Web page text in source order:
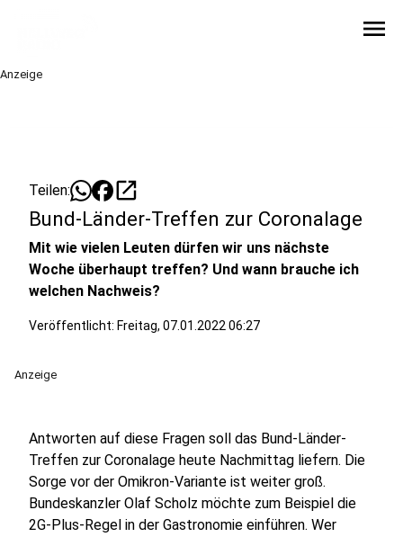
menu
Anzeige
Teilen: open_in_new
Bund-Länder-Treffen zur Coronalage
Mit wie vielen Leuten dürfen wir uns nächste
Woche überhaupt treffen? Und wann brauche ich
welchen Nachweis?
Veröffentlicht: Freitag, 07.01.2022 06:27
Anzeige
Antworten auf diese Fragen soll das Bund-Länder-
Treffen zur Coronalage heute Nachmittag liefern. Die
Sorge vor der Omikron-Variante ist weiter groß.
Bundeskanzler Olaf Scholz möchte zum Beispiel die
2G-Plus-Regel in der Gastronomie einführen. Wer